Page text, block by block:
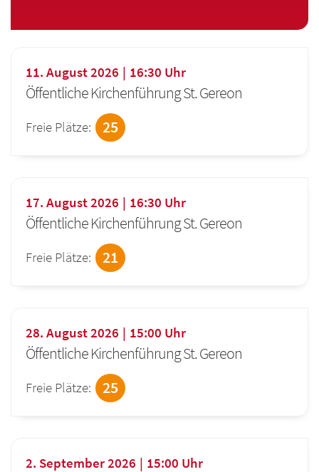
11. August 2026 16:30 Uhr
Öffentliche Kirchenführung St. Gereon
Freie Plätze: 25
17. August 2026 16:30 Uhr
Öffentliche Kirchenführung St. Gereon
Freie Plätze: 21
28. August 2026 15:00 Uhr
Öffentliche Kirchenführung St. Gereon
Freie Plätze: 25
2. September 2026 15:00 Uhr